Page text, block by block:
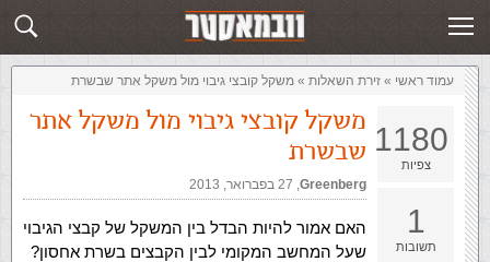
שלח תשובה זירת השאלות
עמוד ראשי » ‏זירת השאלות‏ » משקל קובצי גיבוי מול משקל אתר שבשרת
1180
צפיות
1
תשובות
משקל קובצי גיבוי מול משקל אתר
שבשרת
Greenberg
,‏ 27 בפברואר, 2013
האם אמור להיות הבדל בין המשקל של קבצי הגיבוי
שעל המחשב המקומי לבין הקבצים בשרת אחסון?